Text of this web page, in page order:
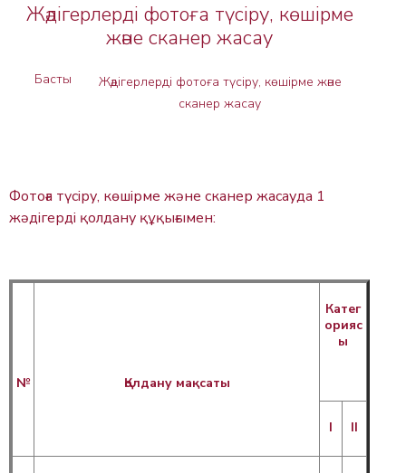
Жәдігерлерді фотоға түсіру, көшірме
және сканер жасау
Басты
Жәдігерлерді фотоға түсіру, көшірме және
сканер жасау
Фотоға түсіру, көшірме және сканер жасауда 1
жәдігерді қолдану құқығымен:
№ Қолдану мақсаты
Катег
орияс
ы
І ІІ